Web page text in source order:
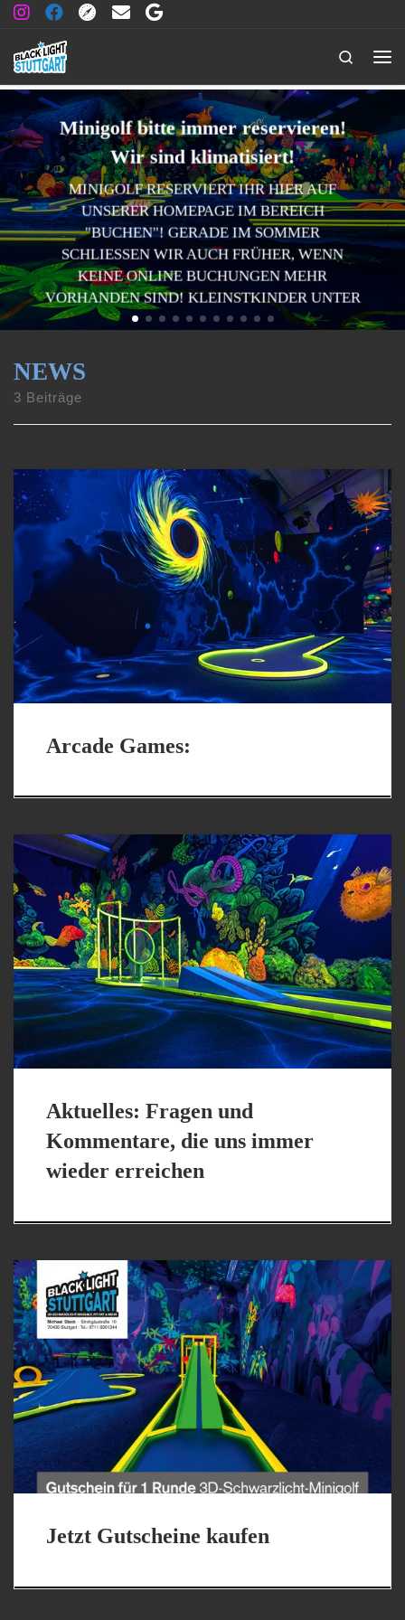
Zum Inhalt springen
Search
Minigolf bitte immer reservieren!
Wir sind klimatisiert!
MINIGOLF RESERVIERT IHR HIER AUF
UNSERER HOMEPAGE IM BEREICH
"BUCHEN"! GERADE IM SOMMER
SCHLIESSEN WIR AUCH FRÜHER, WENN K
EINE ONLINE BUCHUNGEN MEHR V
ORHANDEN SIND! KLEINSTKINDER UNTER 5
JAHREN HABEN BEI UNS KEINEN ZUTRITT!
NEWS
3 Beiträge
Wir erweitern ständig unsere Unterhaltungsautomaten! Im
Programm: Siehe hierzu auch Bilder in der Sparte Arcade Games
Laserparcours und Light-Jumper (Top-Games) 3x Airhockey 1x
Basketballer 1x Schwarzlichtkicker 1x Crazy Light Reaktionsspiel
2x Boxautomat 1x Combo-Boxautomat (Kicker und Boxer) 1x
Fun4Four 1x Cliffhanger 1x Pacman Retro (mit 60 verschiedenen
Spielen drauf) 1x […]
Arcade Games:
Bezahlung und sonstige Fragen, Kommentare etc. Barzahlung ist
möglich, aber auch EC-Karte und alle gängigen Debit und
Kreditkarten. Wir kommen mit 2 Personen, 5 Personen, 10
Personen. Sind wir dann alleine in der Halle? Natürlich nicht! Es
ist wie im Kino! Mal ist es voll, mal weniger. Je nach Wetter, […]
Aktuelles: Fragen und
Kommentare, die uns immer
wieder erreichen
Das perfekte Geschenk für alle Anlässe: Unsere Gutscheine für
eine Runde Minigolf Gutschein für 1 Runde 3D-Schwarzlicht-
Minigolf Gutscheine können Sie bei uns vor Ort erwerben.
Alternativ können Sie die Gutscheine auch direkt hier
(info@blacklight-stuttgart.de) bestellen. Bitte beachten Sie, dass
wir bei einer Online-Bestellung eine Kostenpauschale von 2,00
Euro erheben müssen. Geben Sie […]
Jetzt Gutscheine kaufen